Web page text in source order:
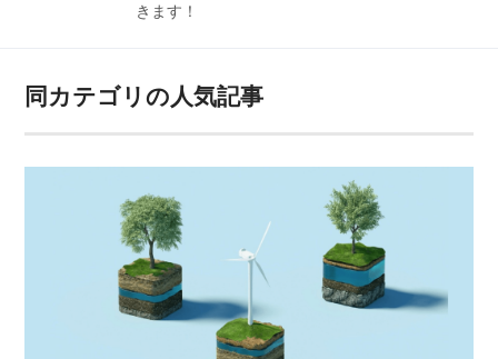
きます！
同カテゴリの人気記事